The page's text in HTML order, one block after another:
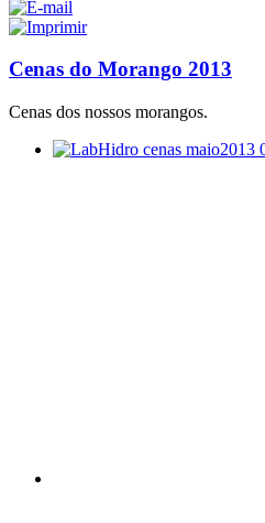
Cenas do Morango 2013
Cenas dos nossos morangos.